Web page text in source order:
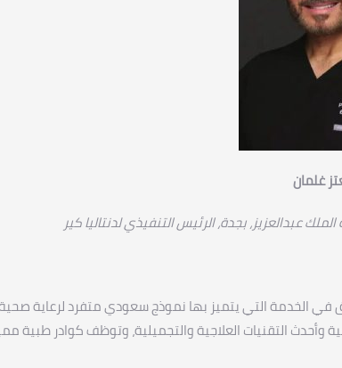
غلمان
عبدالعزيز، بجدة، الرئيس التنفيذي لدنتاليا كير
في الخدمة التي يتميز بها نموذج سعودي متفرد لرعاية
وأحدث التقنيات العلاجية والتجميلية، وتوظف كوادر طبية